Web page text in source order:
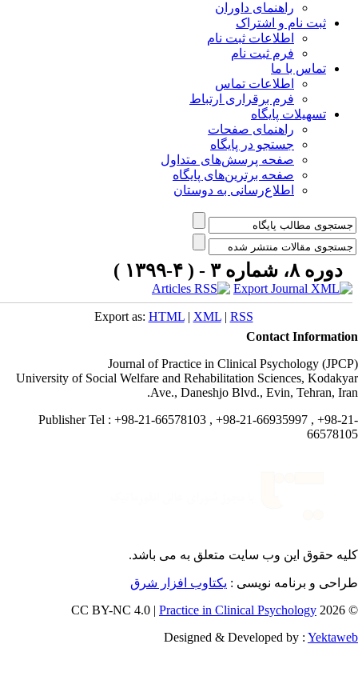
راهنمای داوران
ثبت نام و اشتراک
اطلاعات ثبت نام
فرم ثبت نام
تماس با ما
اطلاعات تماس
فرم برقراری ارتباط
تسهیلات پایگاه
راهنمای صفحات
جستجو در پایگاه
صفحه پرسش‌های متداول
صفحه برترین‌های پایگاه
اطلاع‌رسانی به دوستان
دوره ۸، شماره ۳ - ( ۴-۱۳۹۹ )
Export as:HTML |XML|RSS
Contact
Journal of Practice in Clinical Psychology
University of Social Welfare and Rehabilitation Sciences,
Ave., Daneshjo Blvd., Evin, Tehran,
Publisher Tel : +98-21-66578103 , +98-21-66935997 , +98-
حقوق این وب سایت متعلق بهمی باشد.
و برنامه نویسی : یکتاوب افزار شرق
©
Practice in Clinical Psychology
Designed & Developed by :